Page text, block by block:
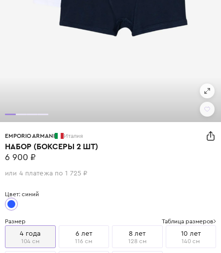
EMPORIO ARMANI Италия
НАБОР (БОКСЕРЫ 2 ШТ)
6 900 ₽
или 4 платежа по 1 725 ₽
Цвет: синий
Размер Таблица размеров
4 года
104 см
6 лет
116 см
8 лет
128 см
10 лет
140 см